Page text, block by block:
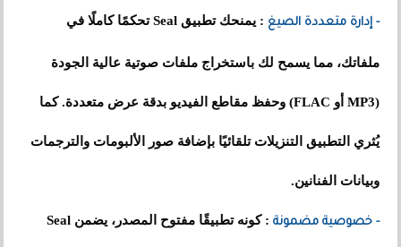
- إدارة متعددة الصيغ : يمنحك تطبيق Seal تحكمًا كاملًا في
ملفاتك، مما يسمح لك باستخراج ملفات صوتية عالية الجودة
(MP3 أو FLAC) وحفظ مقاطع الفيديو بدقة عرض متعددة. كما
يُثري التطبيق التنزيلات تلقائيًا بإضافة صور الألبومات والترجمات
وبيانات الفنانين.
- خصوصية مضمونة : كونه تطبيقًا مفتوح المصدر، يضمن Seal